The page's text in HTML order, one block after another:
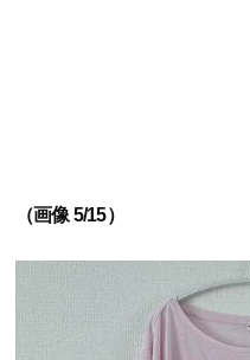
（画像 5/15）